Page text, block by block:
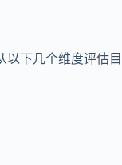
以下几个维度评估目